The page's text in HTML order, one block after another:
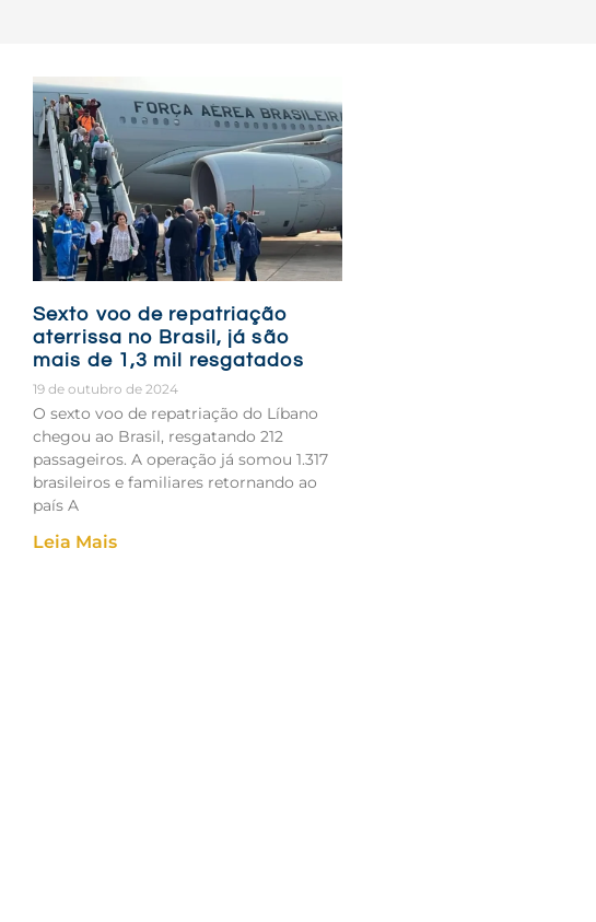
Sexto voo de repatriação
aterrissa no Brasil, já são
mais de 1,3 mil resgatados
19 de outubro de 2024
O sexto voo de repatriação do Líbano
chegou ao Brasil, resgatando 212
passageiros. A operação já somou 1.317
brasileiros e familiares retornando ao
país A
Leia Mais